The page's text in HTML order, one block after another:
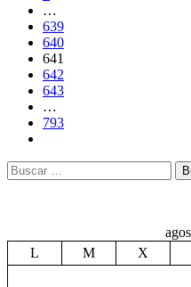
…
639
640
641
642
643
…
793
Buscar:
L
M X